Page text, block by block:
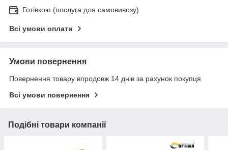
Готівкою (послуга для самовивозу)
Всі умови оплати
Умови повернення
Повернення товару впродовж 14 днів за рахунок покупця
Всі умови повернення
Подібні товари компанії